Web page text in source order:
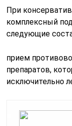
При
комплексный
следующие
прием
препаратов,
исключительно